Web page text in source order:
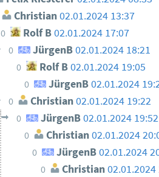
Christian02.01.2024 13:37
0 Rolf B02.01.2024 17:07
0 JürgenB02.01.2024 18:21
0 Rolf B 02.01.2024 19:05
0 JürgenB02.01.2024
0 Christian 02.01.2024 19:22
0 JürgenB02.01.2024 19:52
0 Christian02.01.2024
0 JürgenB02.01.2024
0 Christian02.01.2024